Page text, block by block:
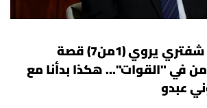
بالفيديو - أسعد شفتري يروي (1من7) قصة
في "القوات"... هكذا بدأنا مع
عبدو